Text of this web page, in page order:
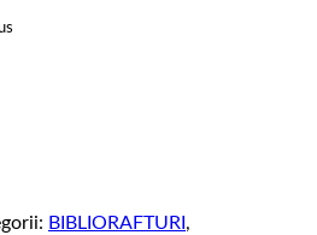
BIBLIORAFTURI ,